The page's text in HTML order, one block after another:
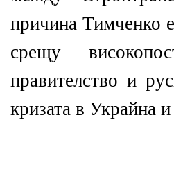
причина Тимченко
срещу
правителство и
кризата в Украйна